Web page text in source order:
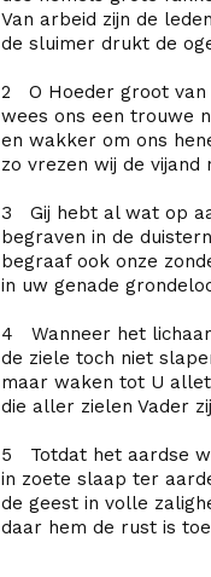
Van arbeid zijn de
de sluimer drukt de
2 O Hoeder groot van
wees ons een trouwe
en wakker om ons
zo vrezen wij de vijand
3 Gij hebt al wat op
begraven in de
begraaf ook onze
in uw genade
4 Wanneer het
de ziele toch niet
maar waken tot U
die aller zielen Vader
5 Totdat het aardse
in zoete slaap ter
de geest in volle
daar hem de rust is